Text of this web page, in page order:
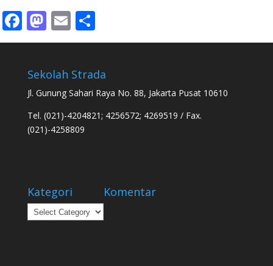
Facebook
Mastodon
Email
Sekolah Strada
Jl. Gunung Sahari Raya No. 88, Jakarta Pusat 10610
Tel. (021)-4204821; 4256572; 4269519 / Fax.
(021)-4258809
Kategori
Kategori
Komentar